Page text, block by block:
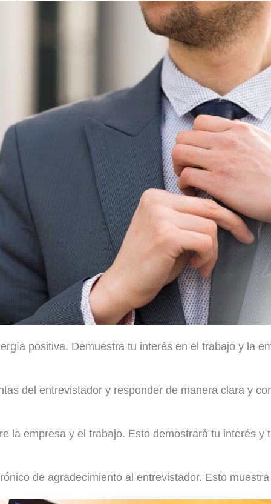
positiva. Demuestra tu interés en el trabajo y la
del entrevistador y responder de manera clara y
la empresa y el trabajo. Esto demostrará tu interés y
de agradecimiento al entrevistador. Esto
¡Suscribite a nuestro blog!
de nada y estar al tanto de todo lo nuevo que
te invitamos a suscribirte a nuestro newsletter:
► Recibí nuestras últimas promociones
► Enteráte de todas nuestras novedades
► Recibí invitaciones a eventos especiales
► Aprendé con nuestros tips y sugerencias